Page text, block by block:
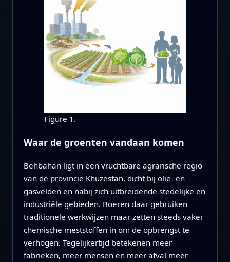
Figure 1.
Waar de groenten vandaan komen
Behbahan ligt in een vruchtbare agrarische regio
van de provincie Khuzestan, dicht bij olie‑ en
gasvelden en nabij zich uitbreidende stedelijke en
industriële gebieden. Boeren daar gebruiken
traditionele werkwijzen maar zetten steeds vaker
chemische meststoffen in om de opbrengst te
verhogen. Tegelijkertijd betekenen meer
fabrieken, meer mensen en meer afval meer